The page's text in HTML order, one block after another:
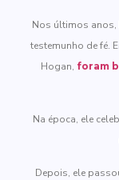
Nos últimos anos,
testemunho de fé.
Hogan, foram
Na época, ele
Depois, ele